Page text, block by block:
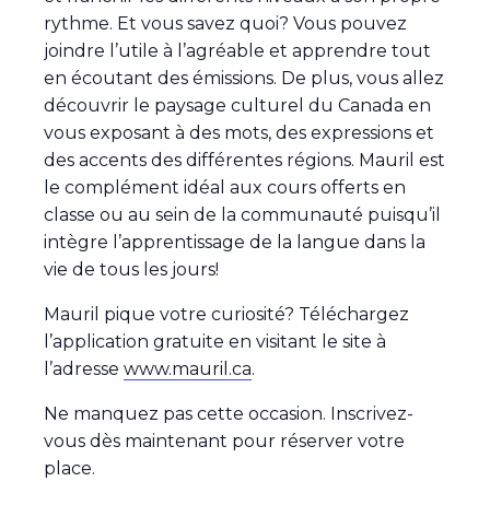
rythme. Et vous savez quoi? Vous pouvez
joindre l’utile à l’agréable et apprendre tout
en écoutant des émissions. De plus, vous allez
découvrir le paysage culturel du Canada en
vous exposant à des mots, des expressions et
des accents des différentes régions. Mauril est
le complément idéal aux cours offerts en
classe ou au sein de la communauté puisqu’il
intègre l’apprentissage de la langue dans la
vie de tous les jours!
Mauril pique votre curiosité? Téléchargez
l’application gratuite en visitant le site à
l’adresse www.mauril.ca.
Ne manquez pas cette occasion. Inscrivez-
vous dès maintenant pour réserver votre
place.